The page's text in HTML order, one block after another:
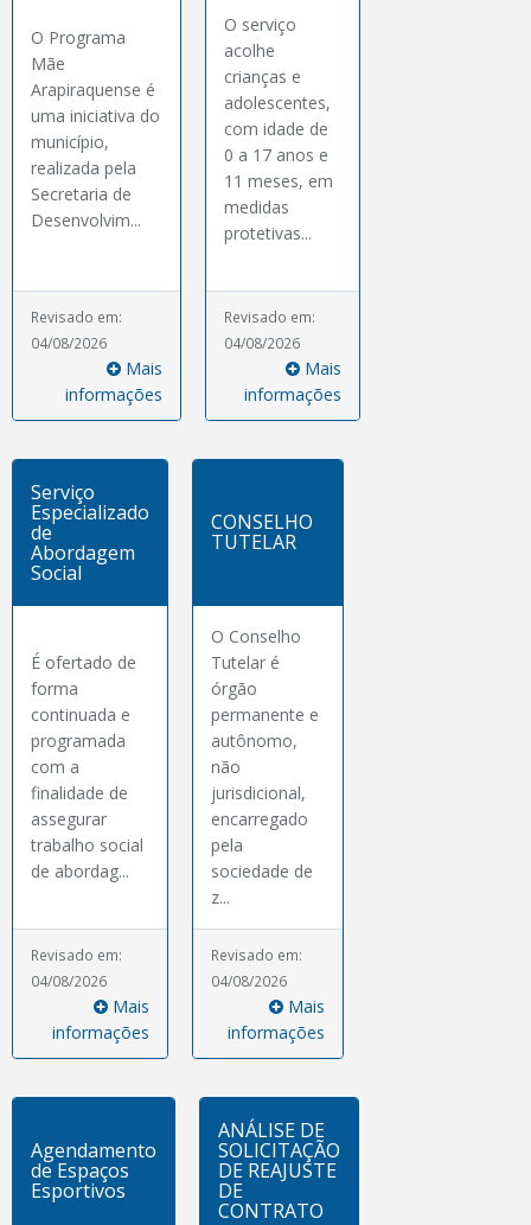
O Programa
Mãe
Arapiraquense é
uma iniciativa do
município,
realizada pela
Secretaria de
Desenvolvim...
Revisado em:
04/08/2026
Mais
informações
O serviço
acolhe
crianças e
adolescentes,
com idade de
0 a 17 anos e
11 meses, em
medidas
protetivas...
Revisado em:
04/08/2026
Mais
informações
Serviço
Especializado
de
Abordagem
Social
É ofertado de
forma
continuada e
programada
com a
finalidade de
assegurar
trabalho social
de abordag...
Revisado em:
04/08/2026
Mais
informações
CONSELHO
TUTELAR
O Conselho
Tutelar é
órgão
permanente e
autônomo,
não
jurisdicional,
encarregado
pela
sociedade de
z...
Revisado em:
04/08/2026
Mais
informações
Agendamento
de Espaços
Esportivos
ANÁLISE DE
SOLICITAÇÃO
DE REAJUSTE
DE
CONTRATO